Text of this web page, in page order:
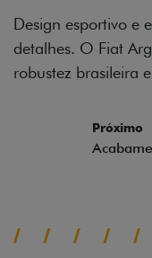
nos pequenos
italiana, a
único no segmento.